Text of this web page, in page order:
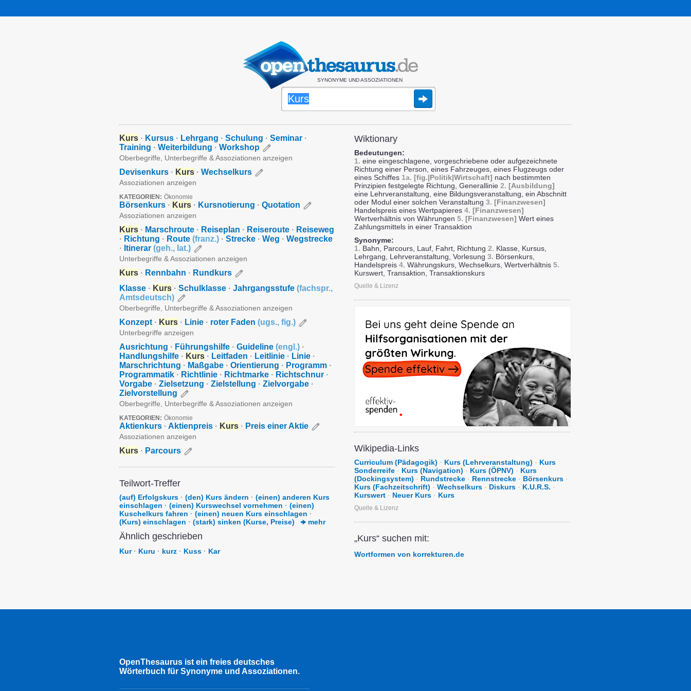
SYNONYME UND ASSOZIATIONEN
Kurs · Kursus · Lehrgang · Schulung · Seminar ·
Training · Weiterbildung · Workshop
Oberbegriffe, Unterbegriffe & Assoziationen anzeigen
Devisenkurs · Kurs · Wechselkurs
Assoziationen anzeigen
KATEGORIEN: Ökonomie
Börsenkurs · Kurs · Kursnotierung · Quotation
Assoziationen anzeigen
Kurs · Marschroute · Reiseplan · Reiseroute · Reiseweg
· Richtung · Route (franz.) · Strecke · Weg · Wegstrecke
· Itinerar (geh., lat.)
Unterbegriffe & Assoziationen anzeigen
Kurs · Rennbahn · Rundkurs
Klasse · Kurs · Schulklasse · Jahrgangsstufe (fachspr.,
Amtsdeutsch)
Oberbegriffe, Unterbegriffe & Assoziationen anzeigen
Konzept · Kurs · Linie · roter Faden (ugs., fig.)
Unterbegriffe anzeigen
Ausrichtung · Führungshilfe · Guideline (engl.) ·
Handlungshilfe · Kurs · Leitfaden · Leitlinie · Linie ·
Marschrichtung · Maßgabe · Orientierung · Programm ·
Programmatik · Richtlinie · Richtmarke · Richtschnur ·
Vorgabe · Zielsetzung · Zielstellung · Zielvorgabe ·
Zielvorstellung
Oberbegriffe, Unterbegriffe & Assoziationen anzeigen
KATEGORIEN: Ökonomie
Aktienkurs · Aktienpreis · Kurs · Preis einer Aktie
Assoziationen anzeigen
Kurs · Parcours
Teilwort-Treffer
(auf) Erfolgskurs · (den) Kurs ändern · (einen) anderen Kurs
einschlagen · (einen) Kurswechsel vornehmen · (einen)
Kuschelkurs fahren · (einen) neuen Kurs einschlagen ·
(Kurs) einschlagen · (stark) sinken (Kurse, Preise) mehr
Ähnlich geschrieben
Kur · Kuru · kurz · Kuss · Kar
Wiktionary
Bedeutungen:
1. eine eingeschlagene, vorgeschriebene oder aufgezeichnete
Richtung einer Person, eines Fahrzeuges, eines Flugzeugs oder
eines Schiffes 1a. [fig.|Politik|Wirtschaft] nach bestimmten
Prinzipien festgelegte Richtung, Generallinie 2. [Ausbildung]
eine Lehrveranstaltung, eine Bildungsveranstaltung, ein Abschnitt
oder Modul einer solchen Veranstaltung 3. [Finanzwesen]
Handelspreis eines Wertpapieres 4. [Finanzwesen]
Wertverhältnis von Währungen 5. [Finanzwesen] Wert eines
Zahlungsmittels in einer Transaktion
Synonyme:
1. Bahn, Parcours, Lauf, Fahrt, Richtung 2. Klasse, Kursus,
Lehrgang, Lehrveranstaltung, Vorlesung 3. Börsenkurs,
Handelspreis 4. Währungskurs, Wechselkurs, Wertverhältnis 5.
Kurswert, Transaktion, Transaktionskurs
Quelle & Lizenz
Wikipedia-Links
Curriculum (Pädagogik) · Kurs (Lehrveranstaltung) · Kurs
Sonderreife · Kurs (Navigation) · Kurs (ÖPNV) · Kurs
(Dockingsystem) · Rundstrecke · Rennstrecke · Börsenkurs ·
Kurs (Fachzeitschrift) · Wechselkurs · Diskurs · K.U.R.S. ·
Kurswert · Neuer Kurs · Kurs
Quelle & Lizenz
„Kurs“ suchen mit:
Wortformen von korrekturen.de
OpenThesaurus ist ein freies deutsches
Wörterbuch für Synonyme und Assoziationen.